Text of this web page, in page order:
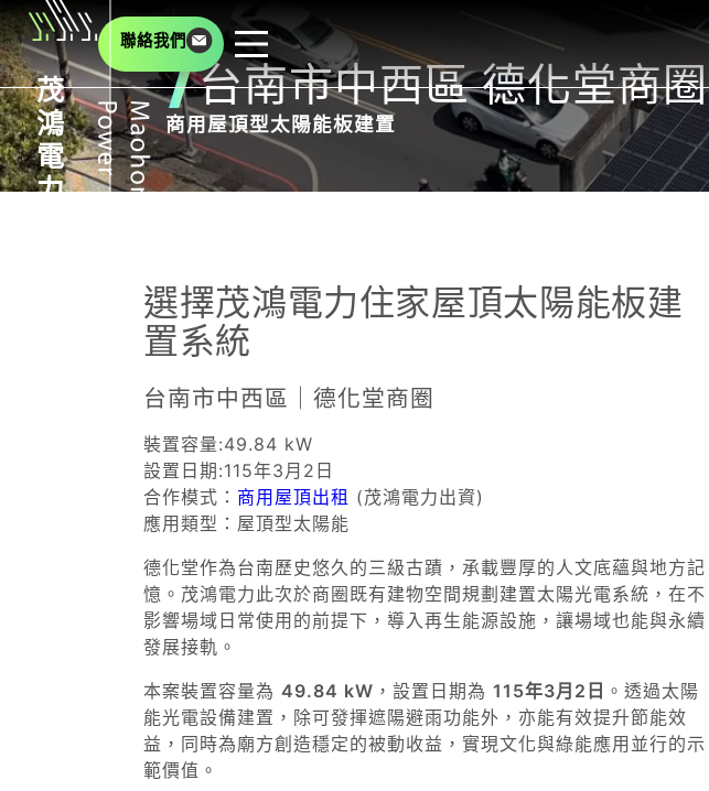
茂
鴻
電
力
聯絡我們
台南市中西區 德化堂商圈
商用屋頂型太陽能板建置
選擇茂鴻電力住家屋頂太陽能板建
置系統
台南市中西區｜德化堂商圈
裝置容量:49.84 kW
設置日期:115年3月2日
合作模式： 商用屋頂出租 (茂鴻電力出資)
應用類型：屋頂型太陽能
德化堂作為台南歷史悠久的三級古蹟，承載豐厚的人文底蘊與地方記
憶。茂鴻電力此次於商圈既有建物空間規劃建置太陽光電系統，在不
影響場域日常使用的前提下，導入再生能源設施，讓場域也能與永續
發展接軌。
本案裝置容量為 49.84 kW ，設置日期為 115年3月2日 。透過太陽
能光電設備建置，除可發揮遮陽避雨功能外，亦能有效提升節能效
益，同時為廟方創造穩定的被動收益，實現文化與綠能應用並行的示
範價值。